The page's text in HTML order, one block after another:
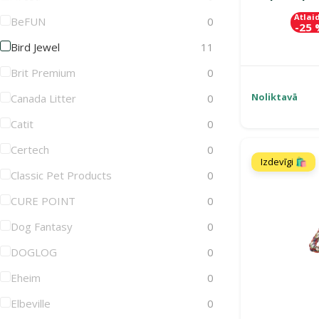
BeFUN
0
Bird Jewel
11
Brit Premium
0
Canada Litter
0
Catit
0
Certech
0
Classic Pet Products
0
CURE POINT
0
Dog Fantasy
0
DOGLOG
0
Eheim
0
Elbeville
0
-25
Noliktavā
Izdevīgi 🛍️